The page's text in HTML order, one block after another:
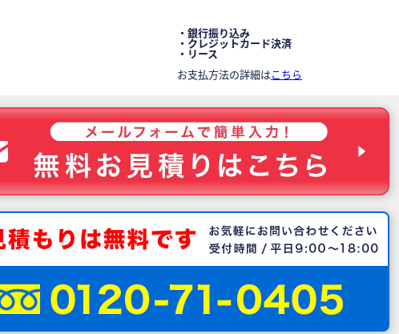
・銀行振り込み
・クレジットカード決済
・リース
お支払方法の詳細はこちら